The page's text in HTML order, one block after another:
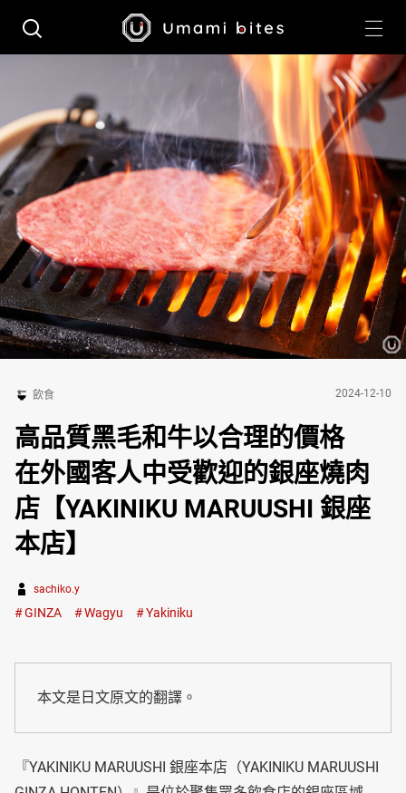
飲食 2024-12-10
高品質黑毛和牛以合理的價格
在外國客人中受歡迎的銀座燒肉
店【YAKINIKU MARUUSHI 銀座
本店】
sachiko.y
GINZA Wagyu Yakiniku
本文是日文原文的翻譯。
『YAKINIKU MARUUSHI 銀座本店（YAKINIKU MARUUSHI